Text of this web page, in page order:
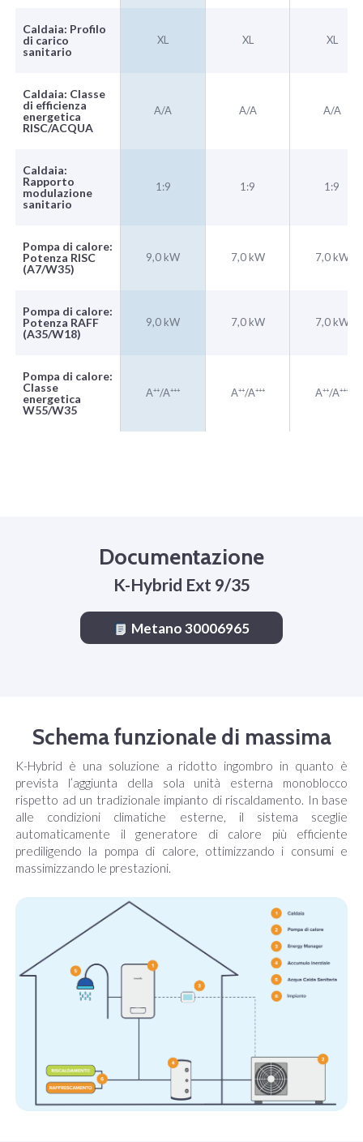
Caldaia: Profilo
di carico
sanitario
XL XL XL
Caldaia: Classe
di efficienza
energetica
RISC/ACQUA
A/A A/A A/A
Caldaia:
Rapporto
modulazione
sanitario
1:9 1:9 1:9
Pompa di calore:
Potenza RISC
(A7/W35)
9,0 kW 7,0 kW 7,0 kW
Pompa di calore:
Potenza RAFF
(A35/W18)
9,0 kW 7,0 kW 7,0 kW
Pompa di calore:
Classe
energetica
W55/W35
A⁺⁺/A⁺⁺⁺ A⁺⁺/A⁺⁺⁺ A⁺⁺/A⁺⁺⁺
Documentazione
K-Hybrid Ext 9/35
Metano 30006965
Schema funzionale di massima
K-Hybrid è una soluzione a ridotto ingombro in quanto è
prevista l’aggiunta della sola unità esterna monoblocco
rispetto ad un tradizionale impianto di riscaldamento. In base
alle condizioni climatiche esterne, il sistema sceglie
automaticamente il generatore di calore più efficiente
prediligendo la pompa di calore, ottimizzando i consumi e
massimizzando le prestazioni.